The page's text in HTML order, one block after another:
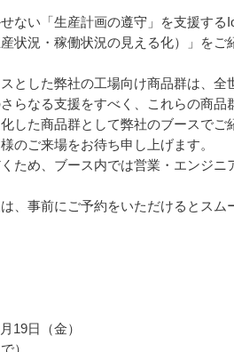
ない「生産計画の遵守」を支援す
状況・稼働状況の見える化）」をご
とした弊社の工場向け商品群は、
らなる支援をすべく、これらの商
した商品群として弊社のブースでご
のご来場をお待ち申し上げます。
ため、ブース内では営業・エンジニ
、事前にご予約をいただけるとス
19日（金）
）